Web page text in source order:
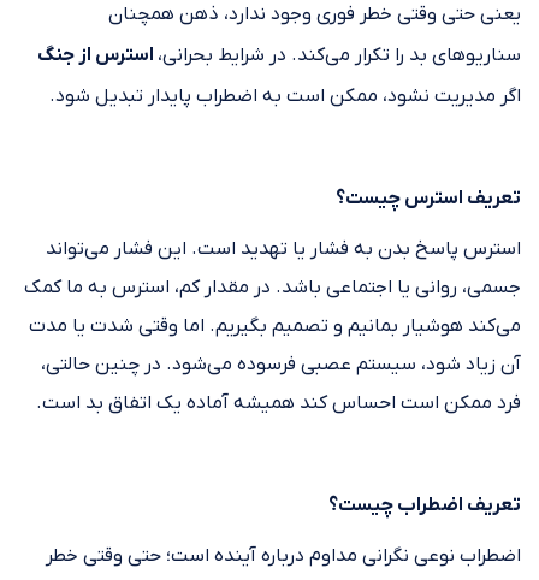
یعنی حتی وقتی خطر فوری وجود ندارد، ذهن همچنان
سناریوهای بد را تکرار می‌کند. در شرایط بحرانی، استرس از جنگ
اگر مدیریت نشود، ممکن است به اضطراب پایدار تبدیل شود.
تعریف استرس چیست؟
استرس پاسخ بدن به فشار یا تهدید است. این فشار می‌تواند
جسمی، روانی یا اجتماعی باشد. در مقدار کم، استرس به ما کمک
می‌کند هوشیار بمانیم و تصمیم بگیریم. اما وقتی شدت یا مدت
آن زیاد شود، سیستم عصبی فرسوده می‌شود. در چنین حالتی،
فرد ممکن است احساس کند همیشه آماده یک اتفاق بد است.
تعریف اضطراب چیست؟
اضطراب نوعی نگرانی مداوم درباره آینده است؛ حتی وقتی خطر